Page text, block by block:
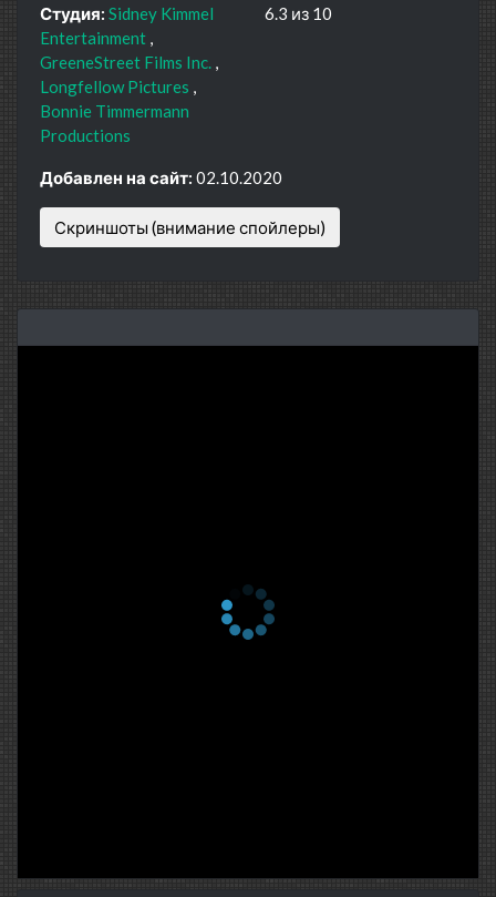
Студия: Sidney Kimmel
Entertainment
GreeneStreet Films Inc.
Longfellow Pictures
Bonnie Timmermann
Productions
6.3 из 10
Добавлен на сайт: 02.10.2020
Скриншоты (внимание спойлеры)